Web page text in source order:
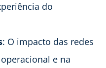
do
: O impacto das redes
e na